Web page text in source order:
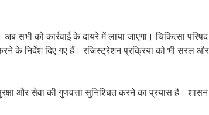
सभी को कार्रवाई के दायरे में लाया जाएगा। चिकित्सा
के निर्देश दिए गए हैं। रजिस्ट्रेशन प्रक्रिया को भी सरल
और सेवा की गुणवत्ता सुनिश्चित करने का प्रयास है।